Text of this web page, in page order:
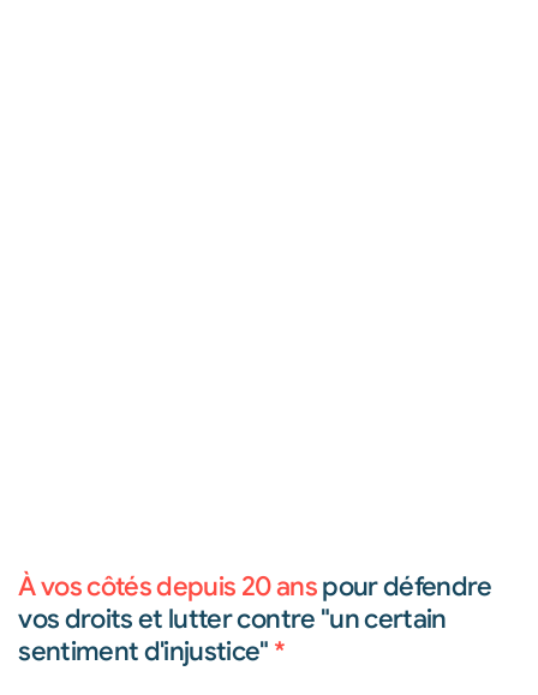
À vos côtés depuis 20 anspour défendre
vos droits et lutter contre "un certain
sentiment d'injustice" *